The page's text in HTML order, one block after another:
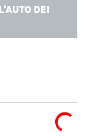
DEI